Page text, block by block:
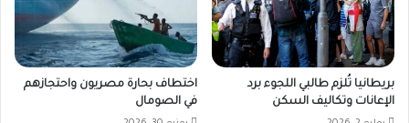
بريطانيا تُلزم طالبي اللجوء برد
الإعانات وتكاليف السكن
اختطاف بحارة مصريون واحتجازهم
في الصومال